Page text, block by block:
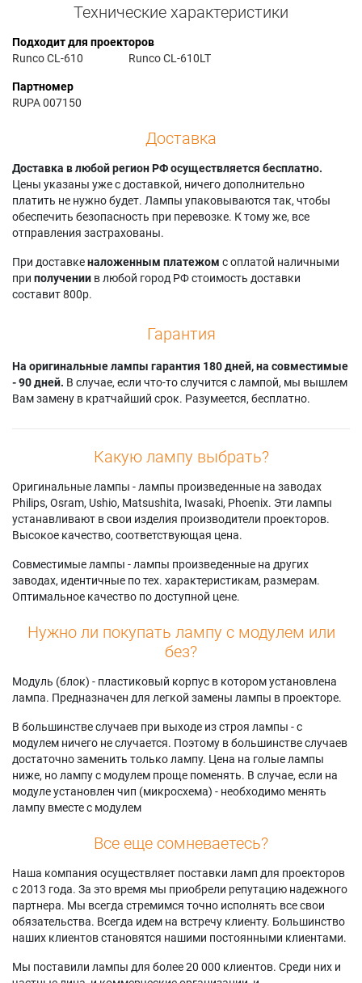
Технические характеристики
Подходит для проекторов
Runco CL-610
Runco CL-610LT
Партномер
RUPA 007150
Доставка
Доставка в любой регион РФ осуществляется бесплатно.
Цены указаны уже с доставкой, ничего дополнительно
платить не нужно будет. Лампы упаковываются так, чтобы
обеспечить безопасность при перевозке. К тому же, все
отправления застрахованы.
При доставкеналоженным платежом с оплатой наличными
при получении в любой город РФ стоимость доставки
составит 800р.
Гарантия
На оригинальные лампы гарантия 180 дней, на совместимые
- 90 дней. В случае, если что-то случится с лампой, мы вышлем
Вам замену в кратчайший срок. Разумеется, бесплатно.
Какую лампу выбрать?
Оригинальные лампы - лампы произведенные на заводах
Philips, Osram, Ushio, Matsushita, Iwasaki, Phoenix. Эти лампы
устанавливают в свои изделия производители проекторов.
Высокое качество, соответствующая цена.
Совместимые лампы - лампы произведенные на других
заводах, идентичные по тех. характеристикам, размерам.
Оптимальное качество по доступной цене.
Нужно ли покупать лампу с модулем или
без?
Модуль (блок) - пластиковый корпус в котором установлена
лампа. Предназначен для легкой замены лампы в проекторе.
В большинстве случаев при выходе из строя лампы - с
модулем ничего не случается. Поэтому в большинстве случаев
достаточно заменить только лампу. Цена на голые лампы
ниже, но лампу с модулем проще поменять. В случае, если на
модуле установлен чип (микросхема) - необходимо менять
лампу вместе с модулем
Все еще сомневаетесь?
Наша компания осуществляет поставки ламп для проекторов
с 2013 года. За это время мы приобрели репутацию надежного
партнера. Мы всегда стремимся точно исполнять все свои
обязательства. Всегда идем на встречу клиенту. Большинство
наших клиентов становятся нашими постоянными клиентами.
Мы поставили лампы для более 20 000 клиентов. Среди них и